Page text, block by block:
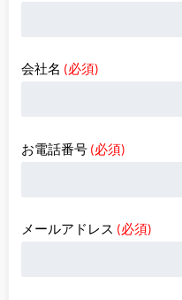
会社名 (必須)
お電話番号 (必須)
メールアドレス (必須)